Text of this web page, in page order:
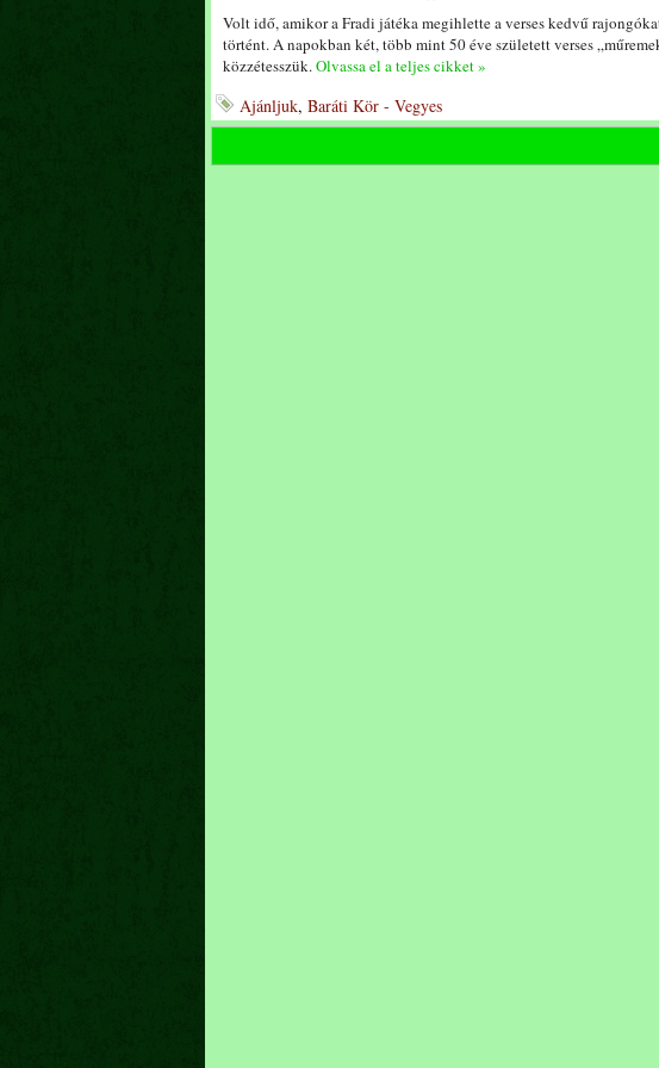
Volt idő, amikor a Fradi játéka megihlette a verses kedvű
történt. A napokban két, több mint 50 éve született verses
közzétesszük.Olvassa el a teljes cikket »
Ajánljuk, Baráti Kör - Vegyes